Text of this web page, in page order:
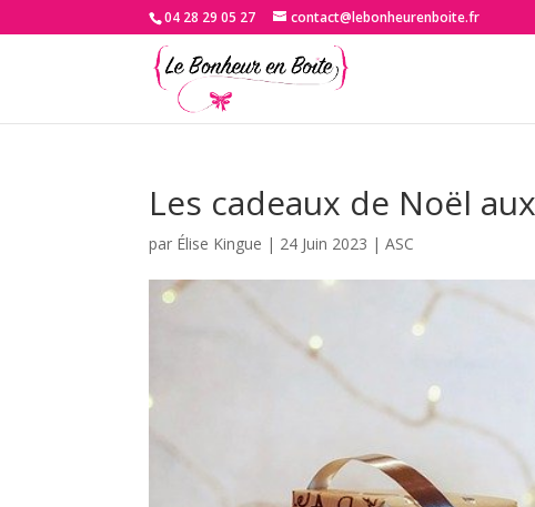
04 28 29 05 27 contact@lebonheurenboite.fr
Les cadeaux de Noël
par Élise Kingue | 24 Juin 2023 |ASC